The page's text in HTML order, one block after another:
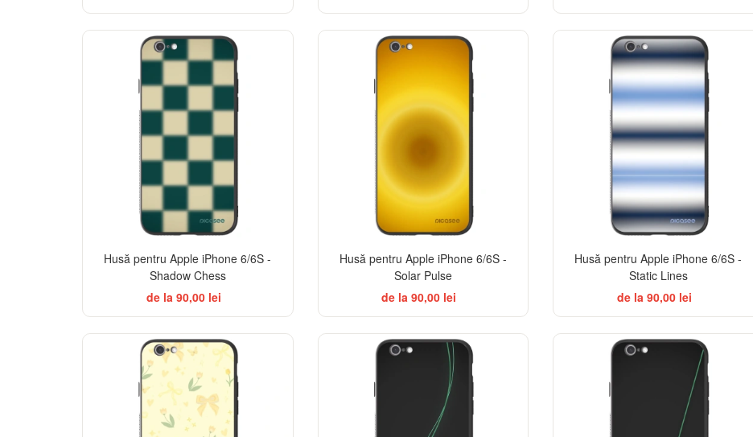
Husă pentru Apple iPhone 6/6S -
Shadow Chess
de la 90,00 lei
Husă pentru Apple iPhone 6/6S -
Solar Pulse
de la 90,00 lei
Husă pentru Apple iPhone 6/6S -
Static Lines
de la 90,00 lei